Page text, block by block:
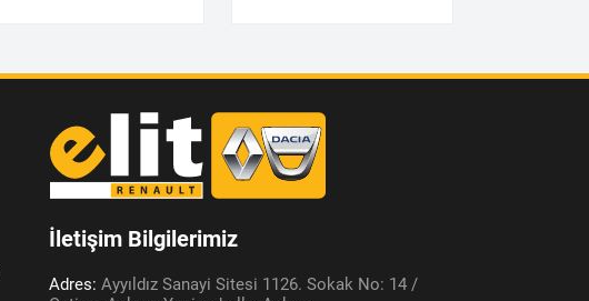
İletişim Bilgilerimiz
Adres: Ayyıldız Sanayi Sitesi 1126. Sokak No: 14 /